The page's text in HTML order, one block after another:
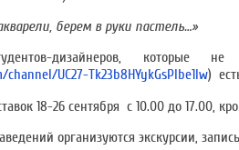
берем в руки пастель…»
дизайнеров,
UC27-Tk23b8HYykGsPlbe1lw)
18-26 сентября с 10.00 до 17.00,
организуются экскурсии,